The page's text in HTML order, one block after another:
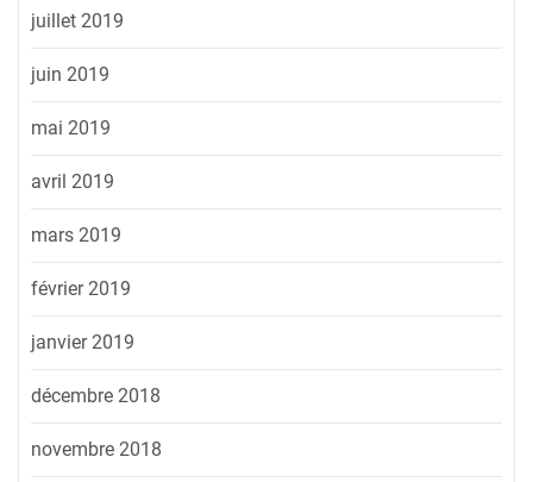
juillet 2019
juin 2019
mai 2019
avril 2019
mars 2019
février 2019
janvier 2019
décembre 2018
novembre 2018